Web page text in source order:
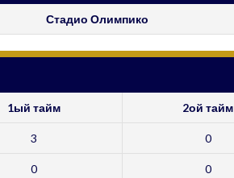
Стадио Олимпико
1ый тайм 2ой тайм
3 0
0 0